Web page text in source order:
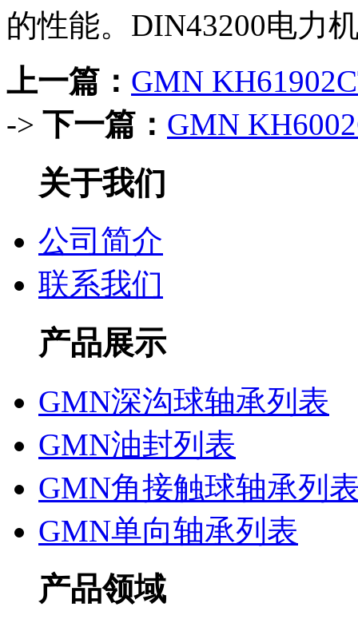
的性能。DIN43200电力
上一篇： GMN
-> 下一篇： GMN
关于我们
公司简介
联系我们
产品展示
GMN深沟球轴承列表
GMN油封列表
GMN角接触球轴承列
GMN单向轴承列表
产品领域